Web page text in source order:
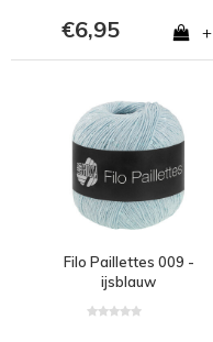
€6,95 +
Filo Paillettes 009 -
ijsblauw